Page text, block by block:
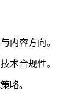
内容方向。
术合规性。
略。